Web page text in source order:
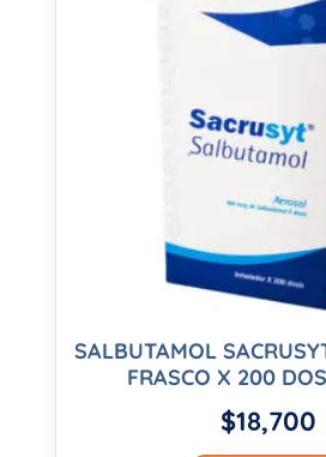
SALBUTAMOL
FRASCO X 200
$18,700